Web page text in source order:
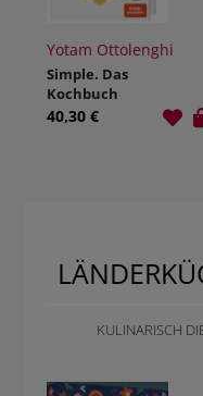
Yotam Ottolenghi
Simple. Das
Kochbuch
40,30 €
KULINARISCH